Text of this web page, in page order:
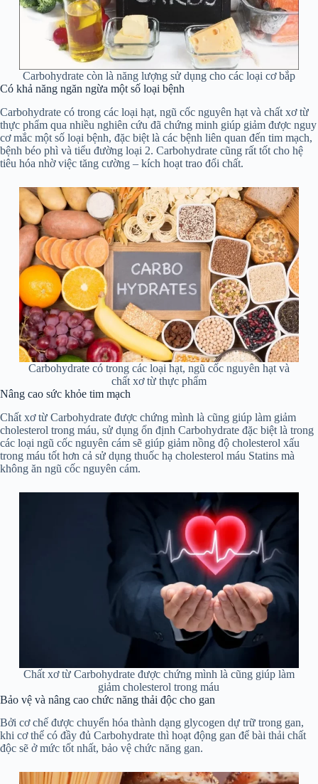
Carbohydrate còn là năng lượng sử dụng cho các loại cơ bắp
Có khả năng ngăn ngừa một số loại bệnh
Carbohydrate có trong các loại hạt, ngũ cốc nguyên hạt và chất xơ từ
thực phẩm qua nhiều nghiên cứu đã chứng minh giúp giảm được nguy
cơ mắc một số loại bệnh, đặc biệt là các bệnh liên quan đến tim mạch,
bệnh béo phì và tiểu đường loại 2. Carbohydrate cũng rất tốt cho hệ
tiêu hóa nhờ việc tăng cường – kích hoạt trao đổi chất.
Carbohydrate có trong các loại hạt, ngũ cốc nguyên hạt và
chất xơ từ thực phẩm
Nâng cao sức khỏe tim mạch
Chất xơ từ Carbohydrate được chứng mình là cũng giúp làm giảm
cholesterol trong máu, sử dụng ổn định Carbohydrate đặc biệt là trong
các loại ngũ cốc nguyên cám sẽ giúp giảm nồng độ cholesterol xấu
trong máu tốt hơn cả sử dụng thuốc hạ cholesterol máu Statins mà
không ăn ngũ cốc nguyên cám.
Chất xơ từ Carbohydrate được chứng mình là cũng giúp làm
giảm cholesterol trong máu
Bảo vệ và nâng cao chức năng thải độc cho gan
Bởi cơ chế được chuyển hóa thành dạng glycogen dự trữ trong gan,
khi cơ thể có đầy đủ Carbohydrate thì hoạt động gan để bài thải chất
độc sẽ ở mức tốt nhất, bảo vệ chức năng gan.